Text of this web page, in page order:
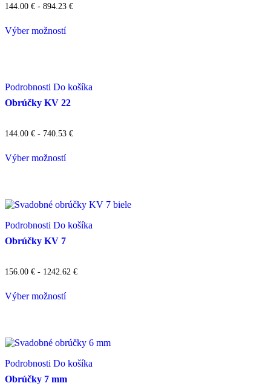
144.00 € - 894.23 €
Výber možností
Podrobnosti Do košíka
Obrúčky KV 22
144.00 € - 740.53 €
Výber možností
Podrobnosti Do košíka
Obrúčky KV 7
156.00 € - 1242.62 €
Výber možností
Podrobnosti Do košíka
Obrúčky 7 mm